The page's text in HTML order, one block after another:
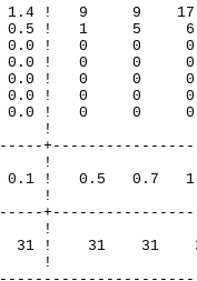
1.4 ! 9 9
0.5 ! 1
0.0 ! 0
0.0 ! 0
0.0 ! 0
0.0 ! 0
0.0 ! 0
!
0.1 ! 0.5
!
31 31 !
!